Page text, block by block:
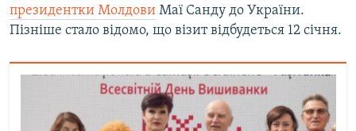
президентки Молдови Маї Санду до України.
Пізніше стало відомо, що візит відбудеться 12 січня.